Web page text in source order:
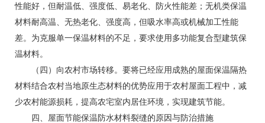
性能好，但耐温低、强度低、易老化、防火性能差；无机类保温
材料耐高温、无热老化、强度高，但吸水率高或机械加工性能
差。为克服单一保温材料的不足，要求使用多功能复合型建筑保
温材料。
（四）向农村市场转移。要将已经应用成熟的屋面保温隔热
材料结合农村当地原生态材料的优势应用于农村屋面工程中，减
少农村能源损耗，提高农宅室内居住环境，实现建筑节能。
四、屋面节能保温防水材料裂缝的原因与防治措施